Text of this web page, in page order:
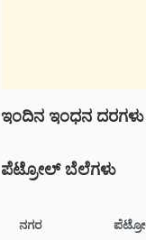
ಇಂದಿನ ಇಂಧನ ದರಗಳು
ಪೆಟ್ರೋಲ್ ಬೆಲೆಗಳು
ನಗರ